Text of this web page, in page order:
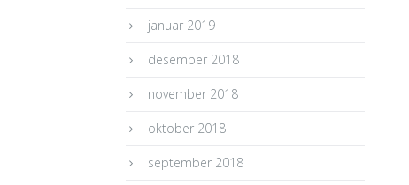
januar 2019
desember 2018
november 2018
oktober 2018
september 2018